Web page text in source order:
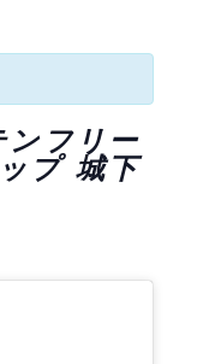
フリー
プ 城下